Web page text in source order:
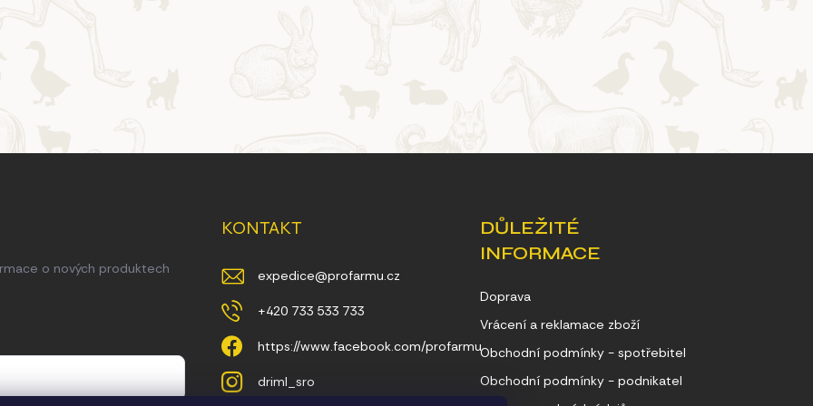
o nových produktech
KONTAKT
expedice@profarmu.cz
+420 733 533 733
https://www.facebook.com/profarmu
driml_sro
DŮLEŽITÉ
INFORMACE
Doprava
Vrácení a reklamace zboží
Obchodní podmínky - spotřebitel
Obchodní podmínky - podnikatel